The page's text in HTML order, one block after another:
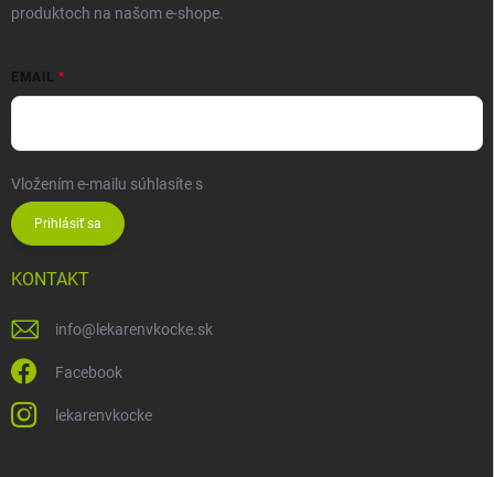
produktoch na našom e-shope.
EMAIL
Vložením e-mailu súhlasíte s
Prihlásiť sa
KONTAKT
info@ lekarenvkocke.sk
Facebook
lekarenvkocke